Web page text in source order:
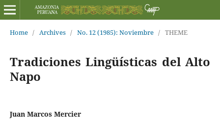
Home / Archives / No. 12 (1985): Noviembre / THEME
Tradiciones Lingüísticas del Alto
Napo
Juan Marcos Mercier